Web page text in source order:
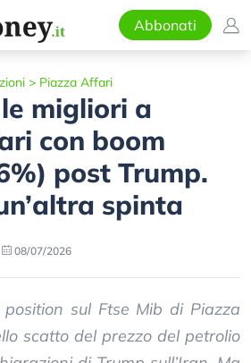
Abbonati
> Piazza Affari
migliori a
con boom
post Trump.
spinta
08/07/2026
sul Ftse Mib di Piazza
scatto del prezzo del petrolio